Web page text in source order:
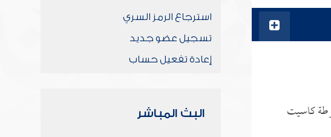
كاسيت
استرجاع الرمز السري
تسجيل عضو جديد
إعادة تفعيل حساب
البث المباشر